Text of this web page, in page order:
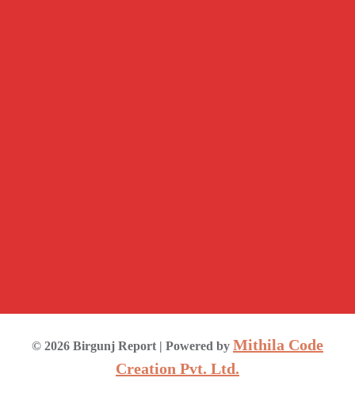
© 2026 Birgunj Report | Powered by Mithila Code
Creation Pvt. Ltd.